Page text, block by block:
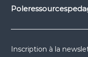
Inscription à la